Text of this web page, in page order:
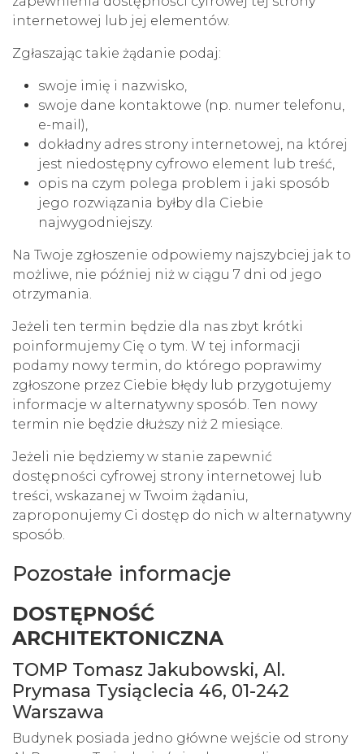
internetowej lub jej elementów.
Zgłaszając takie żądanie podaj:
swoje imię i nazwisko,
swoje dane kontaktowe (np. numer telefonu,
e-mail),
dokładny adres strony internetowej, na której
jest niedostępny cyfrowo element lub treść,
opis na czym polega problem i jaki sposób
jego rozwiązania byłby dla Ciebie
najwygodniejszy.
Na Twoje zgłoszenie odpowiemy najszybciej jak to
możliwe, nie później niż w ciągu 7 dni od jego
otrzymania.
Jeżeli ten termin będzie dla nas zbyt krótki
poinformujemy Cię o tym. W tej informacji
podamy nowy termin, do którego poprawimy
zgłoszone przez Ciebie błędy lub przygotujemy
informacje w alternatywny sposób. Ten nowy
termin nie będzie dłuższy niż 2 miesiące.
Jeżeli nie będziemy w stanie zapewnić
dostępności cyfrowej strony internetowej lub
treści, wskazanej w Twoim żądaniu,
zaproponujemy Ci dostęp do nich w alternatywny
sposób.
Pozostałe informacje
DOSTĘPNOŚĆ
ARCHITEKTONICZNA
TOMP Tomasz Jakubowski, Al.
Prymasa Tysiąclecia 46, 01-242
Warszawa
Budynek posiada jedno główne wejście od strony